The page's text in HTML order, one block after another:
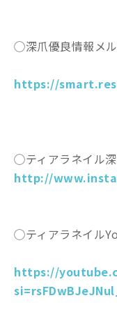
◯深爪優良情報メル
https://
◯ティアラネイル
http://
◯ティアラネイル
https://